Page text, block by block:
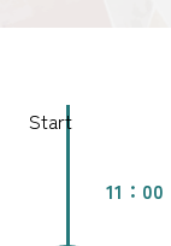
Start
11：00